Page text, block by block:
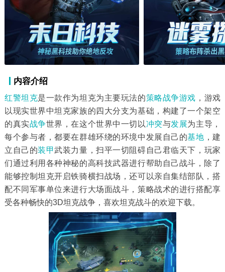
内容介绍
红警坦克是一款作为坦克为主要玩法的策略战争游戏 ，游戏
以现实世界中坦克家族的四大分支为基础，构建了一个架空
的真实战争世界，在这个世界中一切以冲突与发展为主导，
每个参与者，都要在群雄环绕的环境中发展自己的基地 ，建
立自己的装甲武装力量，扫平一切阻碍自己君临天下，玩家
们通过利用各种神秘的高科技武器进行帮助自己战斗，除了
能够控制坦克开启铁骑横扫战场，还可以亲自集结部队，搭
配不同军事单位来进行大场面战斗，策略战术的进行搭配享
受各种畅快的3D坦克战争，喜欢坦克战斗的欢迎下载。